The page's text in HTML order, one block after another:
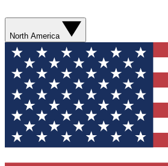
North America